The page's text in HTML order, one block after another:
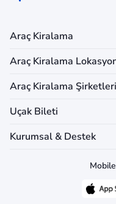
Araç Kiralama
Araç Kiralama
Araç Kiralama Şirketleri
Uçak Bileti
Kurumsal & Destek